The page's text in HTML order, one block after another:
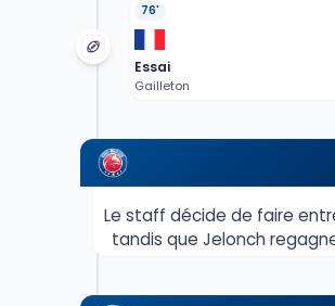
76'
Essai
Gailleton
Le staff décide de faire
tandis que Jelonch